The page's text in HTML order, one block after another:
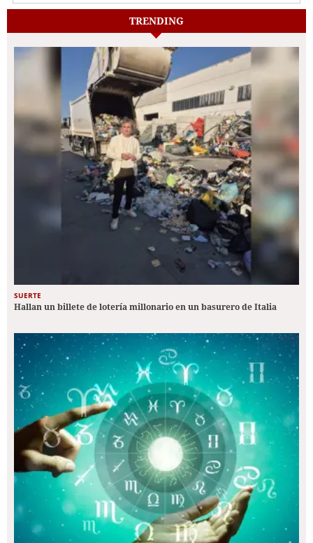
TRENDING
SUERTE
Hallan un billete de lotería millonario en un basurero de Italia